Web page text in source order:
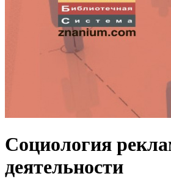
Социология
деятельности